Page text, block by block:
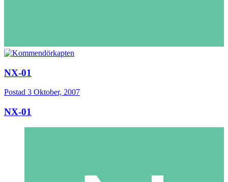
NX-01
Postad 3 Oktober, 2007
NX-01